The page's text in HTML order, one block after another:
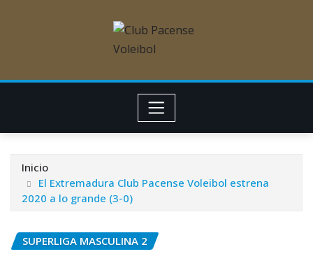
Inicio
El Extremadura Club Pacense Voleibol estrena
2020 a lo grande (3-0)
SUPERLIGA MASCULINA 2